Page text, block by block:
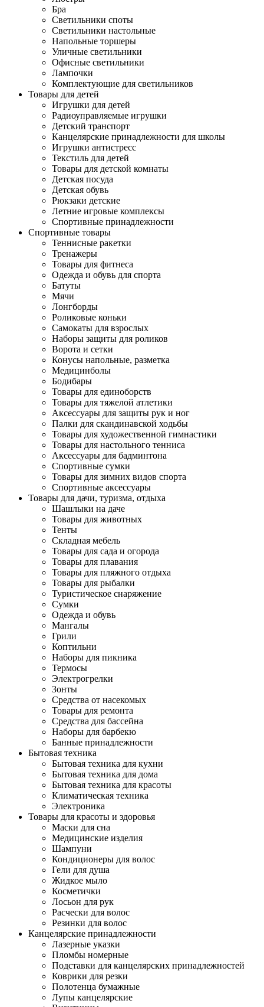
Бра
Светильники споты
Светильники настольные
Напольные торшеры
Уличные светильники
Офисные светильники
Лампочки
Комплектующие для светильников
Товары для детей
Игрушки для детей
Радиоуправляемые игрушки
Детский транспорт
Канцелярские принадлежности для школы
Игрушки антистресс
Текстиль для детей
Товары для детской комнаты
Детская посуда
Детская обувь
Рюкзаки детские
Летние игровые комплексы
Спортивные принадлежности
Спортивные товары
Теннисные ракетки
Тренажеры
Товары для фитнеса
Одежда и обувь для спорта
Батуты
Мячи
Лонгборды
Роликовые коньки
Самокаты для взрослых
Наборы защиты для роликов
Ворота и сетки
Конусы напольные, разметка
Медицинболы
Бодибары
Товары для единоборств
Товары для тяжелой атлетики
Аксессуары для защиты рук и ног
Палки для скандинавской ходьбы
Товары для художественной гимнастики
Товары для настольного тенниса
Аксессуары для бадминтона
Спортивные сумки
Товары для зимних видов спорта
Спортивные аксессуары
Товары для дачи, туризма, отдыха
Шашлыки на даче
Товары для животных
Тенты
Складная мебель
Товары для сада и огорода
Товары для плавания
Товары для пляжного отдыха
Товары для рыбалки
Туристическое снаряжение
Сумки
Одежда и обувь
Мангалы
Грили
Коптильни
Наборы для пикника
Термосы
Электрогрелки
Зонты
Средства от насекомых
Товары для ремонта
Средства для бассейна
Наборы для барбекю
Банные принадлежности
Бытовая техника
Бытовая техника для кухни
Бытовая техника для дома
Бытовая техника для красоты
Климатическая техника
Электроника
Товары для красоты и здоровья
Маски для сна
Медицинские изделия
Шампуни
Кондиционеры для волос
Гели для душа
Жидкое мыло
Косметички
Лосьон для рук
Расчески для волос
Резинки для волос
Канцелярские принадлежности
Лазерные указки
Пломбы номерные
Подставки для канцелярских принадлежностей
Коврики для резки
Полотенца бумажные
Лупы канцелярские